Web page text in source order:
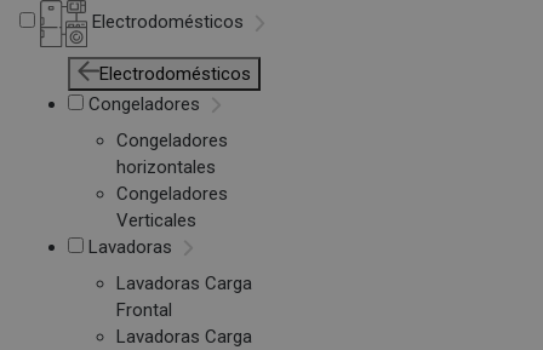
Electrodomésticos
Electrodomésticos
Congeladores
Congeladores
horizontales
Congeladores
Verticales
Lavadoras
Lavadoras Carga
Frontal
Lavadoras Carga